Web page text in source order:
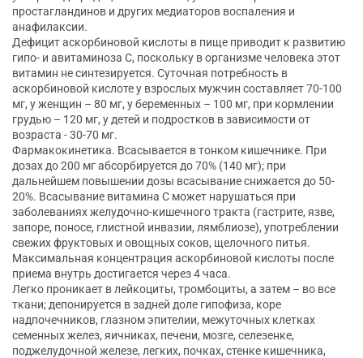
простагландинов и других медиаторов воспаления и
анафилаксии.
Дефицит аскорбиновой кислоты в пище приводит к развитию
гипо- и авитаминоза С, поскольку в организме человека этот
витамин не синтезируется. Суточная потребность в
аскорбиновой кислоте у взрослых мужчин составляет 70-100
мг, у женщин – 80 мг, у беременных – 100 мг, при кормлении
грудью – 120 мг, у детей и подростков в зависимости от
возраста - 30-70 мг.
Фармакокинетика. Всасывается в тонком кишечнике. При
дозах до 200 мг абсорбируется до 70% (140 мг); при
дальнейшем повышении дозы всасывание снижается до 50-
20%. Всасывание витамина С может нарушаться при
заболеваниях желудочно-кишечного тракта (гастрите, язве,
запоре, поносе, глистной инвазии, лямблиозе), употреблении
свежих фруктовых и овощных соков, щелочного питья.
Максимальная концентрация аскорбиновой кислоты после
приема внутрь достигается через 4 часа.
Легко проникает в лейкоциты, тромбоциты, а затем – во все
ткани; депонируется в задней доле гипофиза, коре
надпочечников, глазном эпителии, межуточных клетках
семенных желез, яичниках, печени, мозге, селезенке,
поджелудочной железе, легких, почках, стенке кишечника,